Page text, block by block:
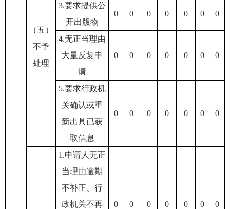
（五）
不予
处理
3.要求提供公
开出版物
0 0 0 0 0 0 0
4.无正当理由
大量反复申
请
0 0 0 0 0 0 0
5.要求行政机
关确认或重
新出具已获
取信息
0 0 0 0 0 0 0
1.申请人无正
当理由逾期
不补正、行
政机关不再
0 0 0 0 0 0 0